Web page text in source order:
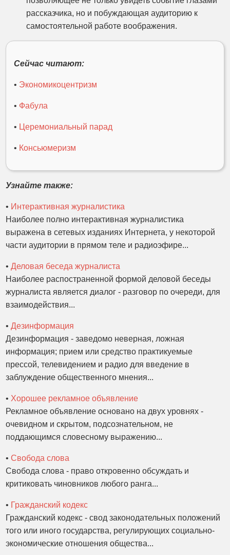
рассказчика, но и побуждающая аудиторию к
самостоятельной работе воображения.
Сейчас читают:
• Экономикоцентризм
• Фабула
• Церемониальный парад
• Консьюмеризм
Узнайте также:
• Интерактивная журналистика
Наиболее полно интерактивная журналистика
выражена в сетевых изданиях Интернета, у некоторой
части аудитории в прямом теле и радиоэфире...
•Деловая беседа журналиста
Наиболее распостраненной формой деловой беседы
журналиста является диалог - разговор по очереди, для
взаимодействия...
•Дезинформация
Дезинформация - заведомо неверная, ложная
информация; прием или средство практикуемые
прессой, телевидением и радио для введение в
заблуждение общественного мнения...
• Хорошее рекламное объявление
Рекламное объявление основано на двух уровнях -
очевидном и скрытом, подсознательном, не
поддающимся словесному выражению...
•Свобода слова
Свобода слова - право откровенно обсуждать и
критиковать чиновников любого ранга...
• Гражданский кодекс
Гражданский кодекс - свод законодательных положений
того или иного государства, регулирующих социально-
экономические отношения общества...